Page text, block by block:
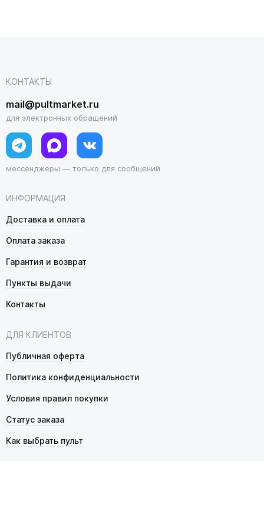
ИНФОРМАЦИЯ
Доставка и оплата
Оплата заказа
Гарантия и возврат
Пункты выдачи
Контакты
ДЛЯ КЛИЕНТОВ
Публичная оферта
Политика конфиденциальности
Условия правил покупки
Статус заказа
Как выбрать пульт
КОНТАКТЫ
mail@pultmarket.ru
для электронных обращений
мессенджеры — только для сообщений